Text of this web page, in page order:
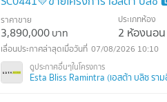
ราคาขาย
3,890,000บาท
ประเภทห้อง
2 ห้องนอน
07/08/2026 10:10
Esta Bliss Ramintra (เอสต้า บลิซ รา